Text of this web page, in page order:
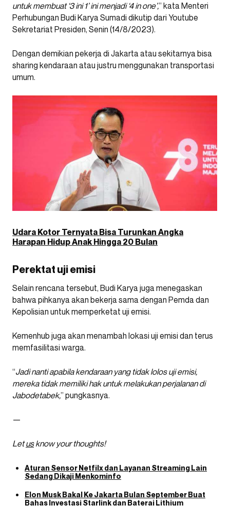
untuk membuat ‘3 ini 1’ ini menjadi ‘4 in one’,” kata Menteri
Perhubungan Budi Karya Sumadi dikutip dari Youtube
Sekretariat Presiden, Senin (14/8/2023).
Dengan demikian pekerja di Jakarta atau sekitarnya bisa
sharing kendaraan atau justru menggunakan transportasi
umum.
Udara Kotor Ternyata Bisa Turunkan Angka
Harapan Hidup Anak Hingga 20 Bulan
Perektat uji emisi
Selain rencana tersebut, Budi Karya juga menegaskan
bahwa pihkanya akan bekerja sama dengan Pemda dan
Kepolisian untuk memperketat uji emisi.
Kemenhub juga akan menambah lokasi uji emisi dan terus
memfasilitasi warga.
“Jadi nanti apabila kendaraan yang tidak lolos uji emisi,
mereka tidak memiliki hak untuk melakukan perjalanan di
Jabodetabek,” pungkasnya.
—
Letusknow your thoughts!
Aturan Sensor Netfilx dan Layanan Streaming Lain
Sedang Dikaji Menkominfo
Elon Musk Bakal Ke Jakarta Bulan September Buat
Bahas Investasi Starlink dan Baterai Lithium